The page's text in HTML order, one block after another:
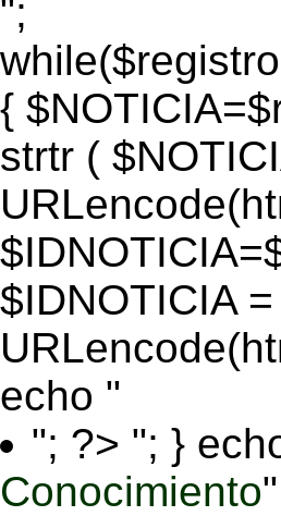
";
{
strtr (
$IDNOTICIA =
echo "
"; ?> "; }
Conocimiento